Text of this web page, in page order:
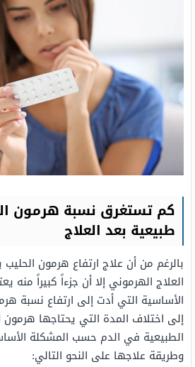
كم تستغرق نسبة هرمون
طبيعية بعد العلاج
بالرغم من أن علاج ارتفاع هرمون
العلاج الهرموني إلا أن جزءاً كبيراً منه
الأساسية التي أدت إلى ارتفاع نسبة
إلى اختلاف المدة التي يحتاجها هرمون
الطبيعية في الدم حسب المشكلة
وطريقة علاجها على النحو التالي: